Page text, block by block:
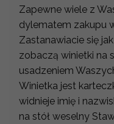
Zapewne wiele z
dylematem zakupu
Zastanawiacie się
zobaczą winietki na
usadzeniem
Winietka jest
widnieje imię i
na stół weselny